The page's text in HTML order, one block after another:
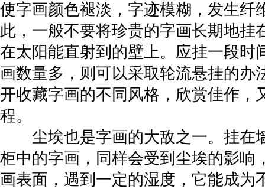
使字画颜色褪淡，字迹模糊，发生纤
此，一般不要将珍贵的字画长期地挂
在太阳能直射到的壁上。应挂一段时
画数量多，则可以采取轮流悬挂的办
开收藏字画的不同风格，欣赏佳作，
程。
尘埃也是字画的大敌之一。挂在
柜中的字画，同样会受到尘埃的影响
画表面，遇到一定的湿度，它能成为